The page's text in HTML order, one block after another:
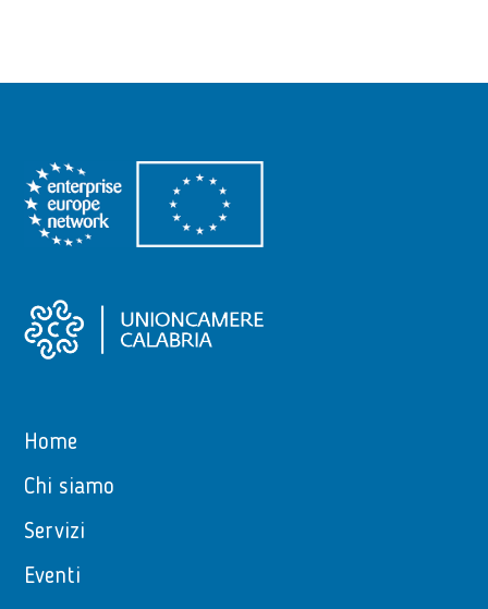
Home
Chi siamo
Servizi
Eventi